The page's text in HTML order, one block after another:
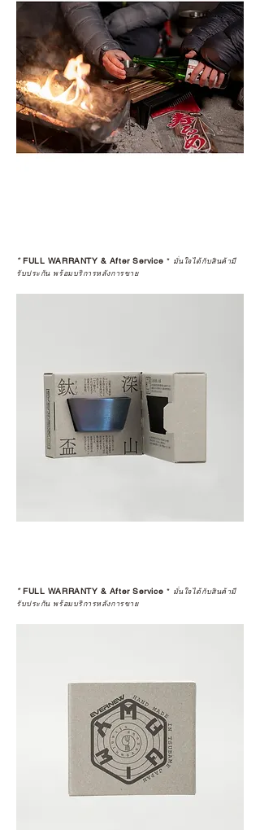
*FULL WARRANTY & After Service * มั่นใจได้กับสินค้ามี
รับประกัน พร้อมบริการหลังการขาย
*FULL WARRANTY & After Service * มั่นใจได้กับสินค้ามี
รับประกัน พร้อมบริการหลังการขาย